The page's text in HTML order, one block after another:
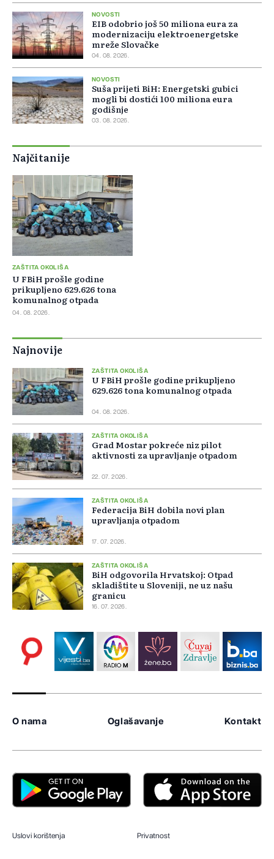
NOVOSTI
EIB odobrio još 50 miliona eura za
modernizaciju elektroenergetske
mreže Slovačke
04. 08. 2026.
NOVOSTI
Suša prijeti BiH: Energetski gubici
mogli bi dostići 100 miliona eura
godišnje
03. 08. 2026.
Najčitanije
ZAŠTITA OKOLIŠA
U FBiH prošle godine
prikupljeno 629.626 tona
komunalnog otpada
04. 08. 2026.
Najnovije
ZAŠTITA OKOLIŠA
U FBiH prošle godine prikupljeno
629.626 tona komunalnog otpada
04. 08. 2026.
ZAŠTITA OKOLIŠA
Grad Mostar pokreće niz pilot
aktivnosti za upravljanje otpadom
22. 07. 2026.
ZAŠTITA OKOLIŠA
Federacija BiH dobila novi plan
upravljanja otpadom
17. 07. 2026.
ZAŠTITA OKOLIŠA
BiH odgovorila Hrvatskoj: Otpad
skladištite u Sloveniji, ne uz našu
granicu
16. 07. 2026.
O nama Oglašavanje Kontakt
Uslovi korištenja Privatnost